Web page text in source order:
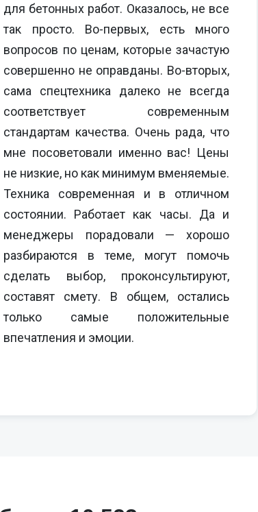
для бетонных работ. Оказалось, не все
так просто. Во-первых, есть много
вопросов по ценам, которые зачастую
совершенно не оправданы. Во-вторых,
сама спецтехника далеко не всегда
соответствует современным
стандартам качества. Очень рада, что
мне посоветовали именно вас! Цены
не низкие, но как минимум вменяемые.
Техника современная и в отличном
состоянии. Работает как часы. Да и
менеджеры порадовали — хорошо
разбираются в теме, могут помочь
сделать выбор, проконсультируют,
составят смету. В общем, остались
только самые положительные
впечатления и эмоции.